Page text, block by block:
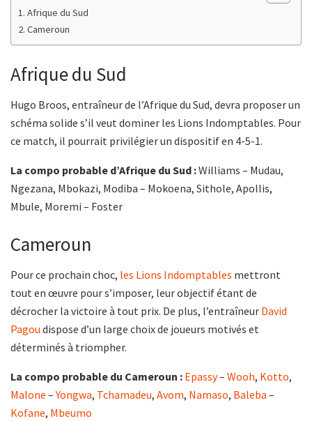
Afrique du Sud
Cameroun
Afrique du Sud
Hugo Broos, entraîneur de l’Afrique du Sud, devra proposer un
schéma solide s’il veut dominer les Lions Indomptables. Pour
ce match, il pourrait privilégier un dispositif en 4-5-1.
La compo probable d’Afrique du Sud :Williams – Mudau,
Ngezana, Mbokazi, Modiba – Mokoena, Sithole, Apollis,
Mbule, Moremi – Foster
Cameroun
Pour ce prochain choc, les Lions Indomptables mettront
tout en œuvre pour s’imposer, leur objectif étant de
décrocher la victoire à tout prix. De plus, l’entraîneur David
Pagou dispose d’un large choix de joueurs motivés et
déterminés à triompher.
La compo probable du Cameroun : Epassy– Wooh, Kotto,
Malone –Yongwa, Tchamadeu, Avom, Namaso, Baleba –
Kofane, Mbeumo